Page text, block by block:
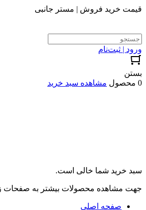
قیمت خرید فروش | مستر جانبی
ورود | ثبت‌نام
بستن
0 محصول
مشاهده سبد خرید
سبد خرید شما خالی است.
جهت مشاهده محصولات بیشتر به صفحات
صفحه اصلی